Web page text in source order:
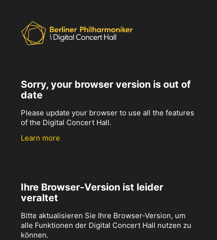
Sorry, your browser version is out of
date
Please update your browser to use all the features
of the Digital Concert Hall.
Learn more
Ihre Browser-Version ist leider
veraltet
Bitte aktualisieren Sie Ihre Browser-Version, um
alle Funktionen der Digital Concert Hall nutzen zu
können.